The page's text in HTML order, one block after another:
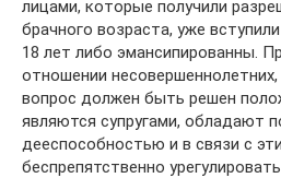
лицами, которые получили
брачного возраста, уже
18 лет либо эмансипированны.
отношении
вопрос должен быть решен
являются супругами, обладают
дееспособностью и в связи с
беспрепятственно